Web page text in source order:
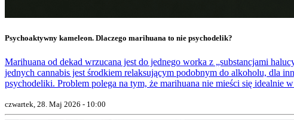
Psychoaktywny kameleon. Dlaczego marihuana to nie psychodelik?
Marihuana od dekad wrzucana jest do jednego worka z „substancjami
jednych cannabis jest środkiem relaksującym podobnym do alkoholu, dla
psychodeliki. Problem polega na tym, że marihuana nie mieści się idealnie
czwartek, 28. Maj 2026 - 10:00